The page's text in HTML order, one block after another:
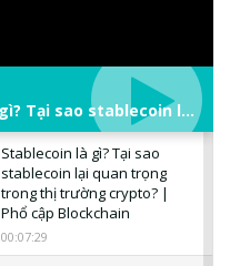
Stablecoin là gì? Tại sao stablecoin lại quan trọng trong thị trường crypto? | Phổ cập Blockchain
Stablecoin là gì? Tại sao
stablecoin lại quan trọng
trong thị trường crypto? |
Phổ cập Blockchain
00:07:29